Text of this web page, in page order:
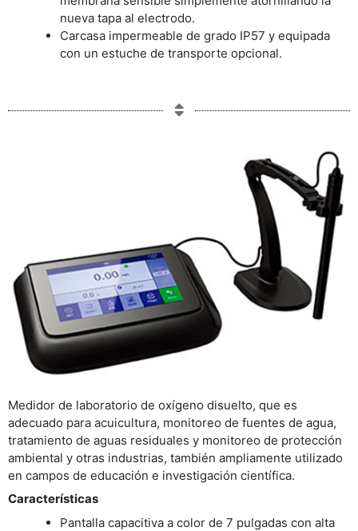
nueva tapa al electrodo.
Carcasa impermeable de grado IP57 y equipada
con un estuche de transporte opcional.
Medidor de laboratorio de oxígeno disuelto, que es
adecuado para acuicultura, monitoreo de fuentes de agua,
tratamiento de aguas residuales y monitoreo de protección
ambiental y otras industrias, también ampliamente utilizado
en campos de educación e investigación científica.
Características
Pantalla capacitiva a color de 7 pulgadas con alta